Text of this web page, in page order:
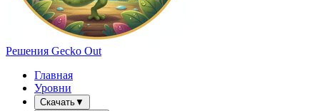
Решения Gecko Out
Главная
Уровни
Скачать▼